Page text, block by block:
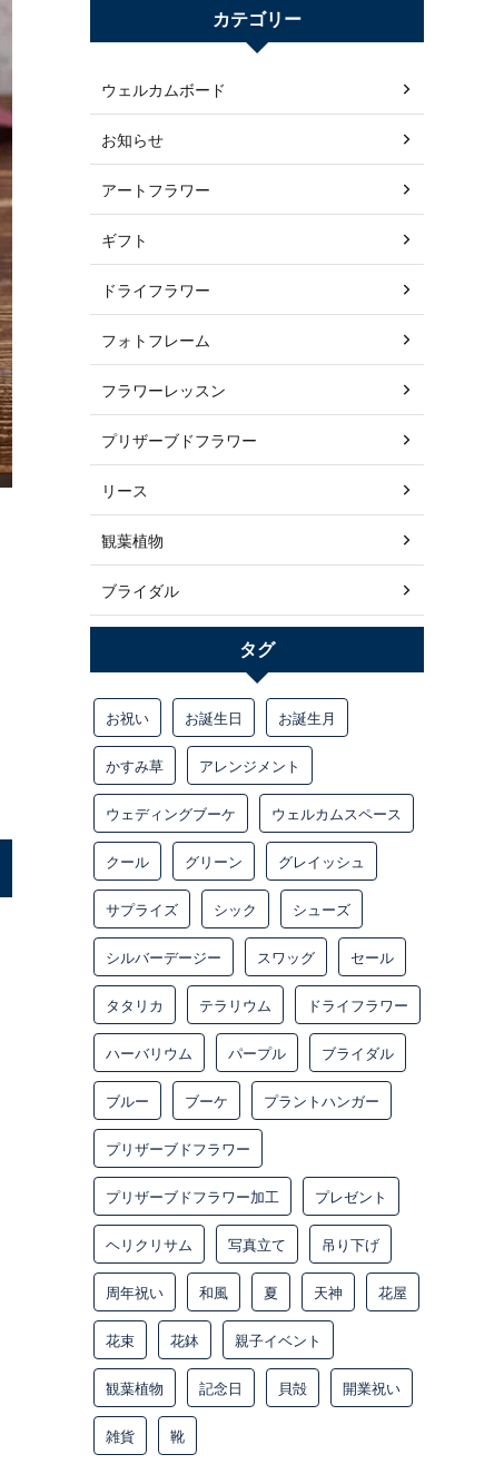
カテゴリー
ウェルカムボード
お知らせ
アートフラワー
ギフト
ドライフラワー
フォトフレーム
フラワーレッスン
プリザーブドフラワー
リース
観葉植物
ブライダル
タグ
お祝い お誕生日 お誕生月
かすみ草 アレンジメント
ウェディングブーケ ウェルカムスペース
クール グリーン グレイッシュ
サプライズ シック シューズ
シルバーデージー スワッグ セール
タタリカ テラリウム ドライフラワー
ハーバリウム パープル ブライダル
ブルー ブーケ プラントハンガー
プリザーブドフラワー
プリザーブドフラワー加工 プレゼント
ヘリクリサム 写真立て 吊り下げ
周年祝い 和風 夏 天神 花屋
花束 花鉢 親子イベント
観葉植物 記念日 貝殻 開業祝い
雑貨 靴